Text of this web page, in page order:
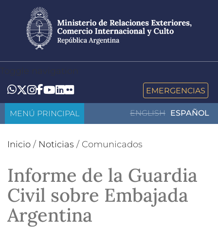
contenido
principal
Toggle navigation
Whatsapp
Twitter
Instagram
Facebook
YouTube
LinkedIn
Flickr EMERGENCIAS
ENGLISH ESPAÑOL
MENÚ PRINCIPAL
Inicio / Noticias / Comunicados
Informe de la Guardia
Civil sobre Embajada
Argentina